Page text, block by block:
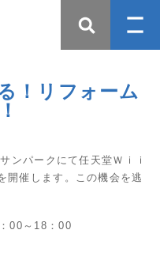
！リフォーム
ンパークにて任天堂Ｗｉｉ
開催します。この機会を逃
00～18：00